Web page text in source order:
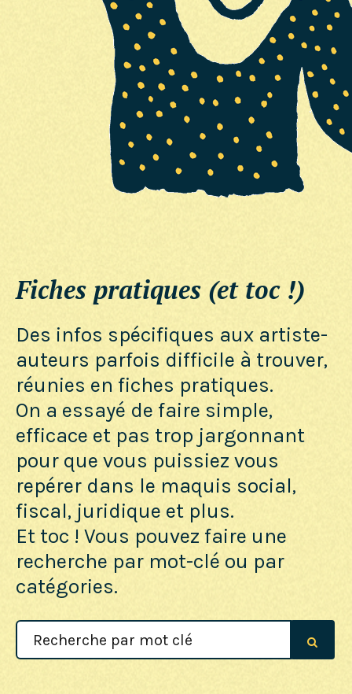
Fiches pratiques (et toc !)
Des infos spécifiques aux artiste-
auteurs parfois difficile à trouver,
réunies en fiches pratiques.
On a essayé de faire simple,
efficace et pas trop jargonnant
pour que vous puissiez vous
repérer dans le maquis social,
fiscal, juridique et plus.
Et toc ! Vous pouvez faire une
recherche par mot-clé ou par
catégories.
For